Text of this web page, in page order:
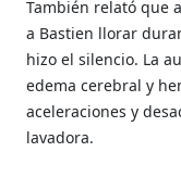
También relató que
a Bastien llorar
hizo el silencio. La
edema cerebral y
aceleraciones y
lavadora.